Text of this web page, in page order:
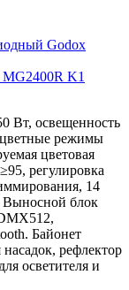
K1
Вт, освещенность
цветные режимы
цветовая
регулировка
14
Выносной блок
Байонет
рефлектор
осветителя и